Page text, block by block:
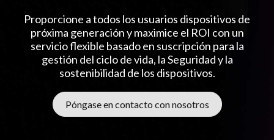
Proporcione a todos los usuarios dispositivos de
próxima generación y maximice el ROI con un
servicio flexible basado en suscripción para la
gestión del ciclo de vida, la Seguridad y la
sostenibilidad de los dispositivos.
Póngase en contacto con nosotros